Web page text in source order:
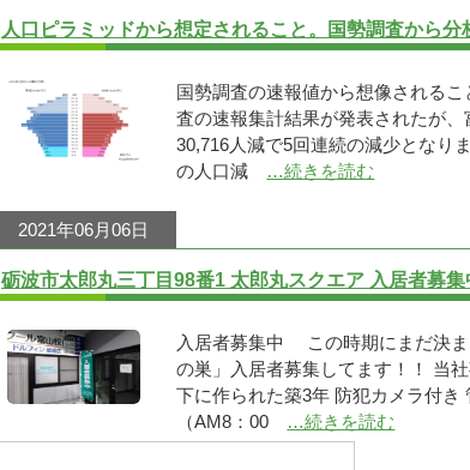
人口ピラミッドから想定されること。国勢調査から
国勢調査の速報値から想像されるこ
査の速報集計結果が発表されたが、
30,716人減で5回連続の減少となり
の人口減 …続きを読む
2021年06月06日
砺波市太郎丸三丁目98番1 太郎丸スクエア 入居者募
入居者募集中 この時期にまだ決ま
の巣」入居者募集してます！！ 当
下に作られた築3年 防犯カメラ付き
（AM8：00 …続きを読む